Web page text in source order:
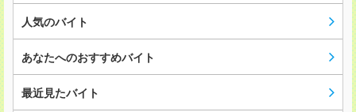
人気のバイト
あなたへのおすすめバイト
最近見たバイト